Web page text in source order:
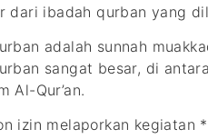
dari ibadah qurban yang
adalah sunnah
sangat besar, di
Al-Qur’an.
izin melaporkan kegiatan